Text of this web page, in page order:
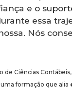
e o
essa
Nós
de Ciências Contábeis,
formação que alia